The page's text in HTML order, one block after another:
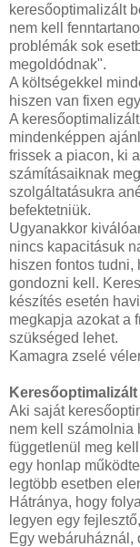
keresőoptimalizált
nem kell
problémák sok
megoldódnak".
A költségekkel
hiszen van fixen
A
mindenképpen
frissek a piacon, ki
számításaiknak
szolgáltatásukra
befektetniük.
Ugyanakkor
nincs kapacitásuk
hiszen fontos
gondozni kell.
készítés esetén
megkapja azokat a
szükséged lehet.
Kamagra zselé
Aki saját
nem kell számolnia
függetlenül meg
egy honlap
legtöbb esetben
Hátránya, hogy
legyen egy
Egy webáruháznál,